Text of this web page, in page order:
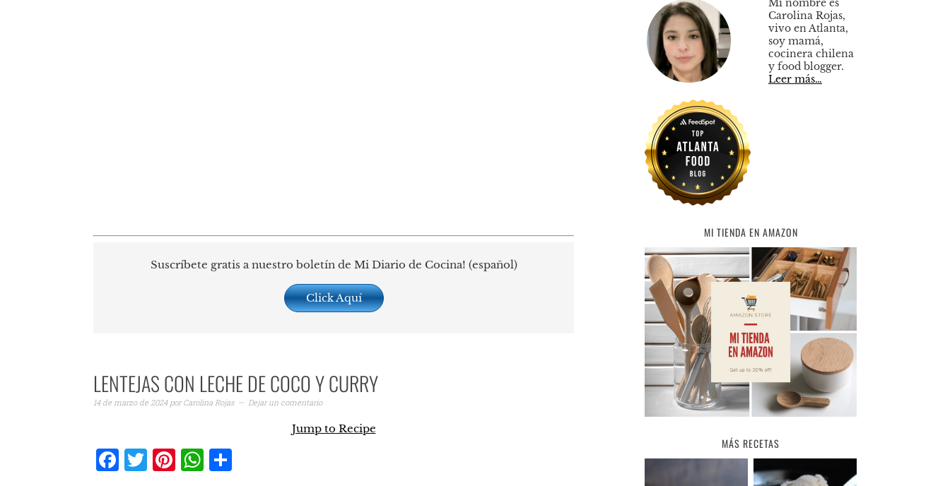
Suscríbete gratis a nuestro boletín de Mi Diario de Cocina! (español)
Click Aquí
LENTEJAS CON LECHE DE COCO Y CURRY
14 de marzo de 2024porCarolina Rojas Dejar un comentario
Jump to Recipe
Facebook
Twitter
Pinterest
WhatsApp
Mi nombre es
Carolina Rojas,
vivo en Atlanta,
soy mamá,
cocinera chilena
y food blogger.
Leer más…
MI TIENDA EN AMAZON
MÁS RECETAS